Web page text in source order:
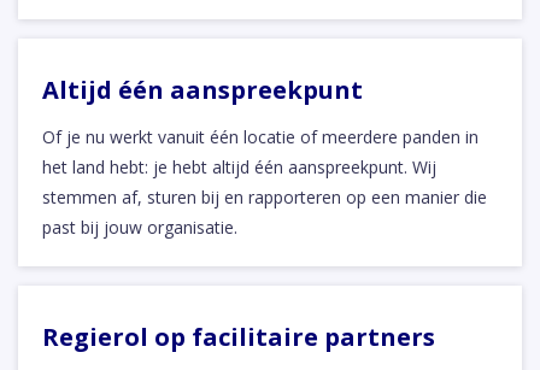
Altijd één aanspreekpunt
Of je nu werkt vanuit één locatie of meerdere panden in
het land hebt: je hebt altijd één aanspreekpunt. Wij
stemmen af, sturen bij en rapporteren op een manier die
past bij jouw organisatie.
Regierol op facilitaire partners